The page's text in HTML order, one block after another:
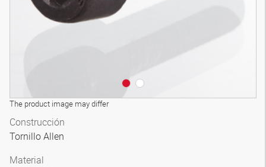
The product image may differ
Construcción
Tornillo Allen
Material